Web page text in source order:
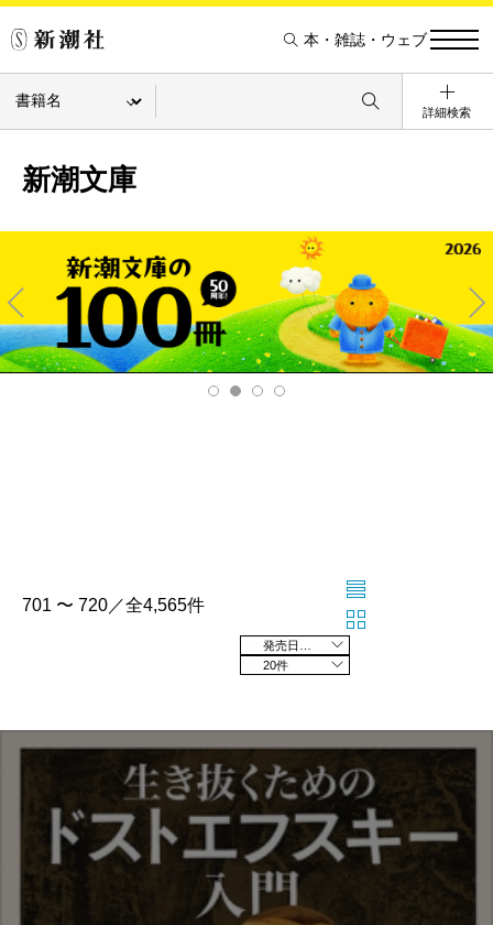
本・雑誌・ウェブ
詳細検索
新潮文庫
Pre
v
Ne
xt
701 〜 720／全4,565件
20件